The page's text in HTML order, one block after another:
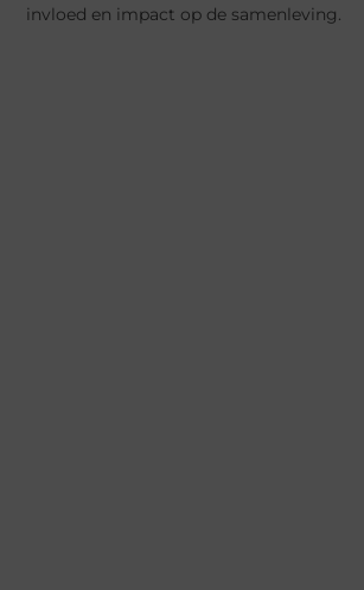
invloed en impact op de samenleving.